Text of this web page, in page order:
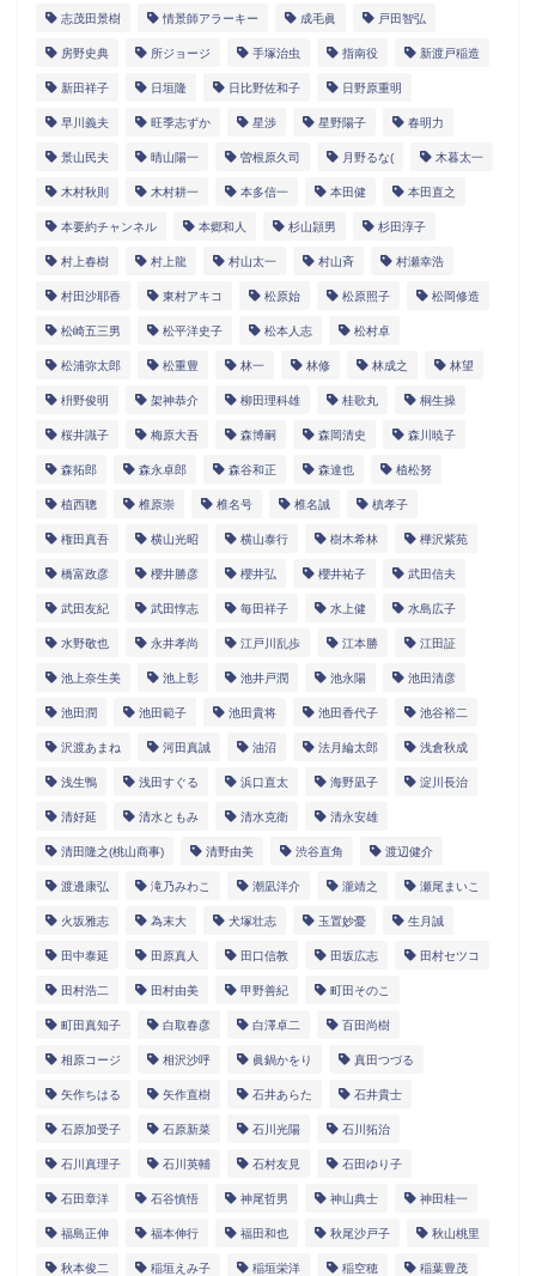
志茂田景樹 情景師アラーキー 成毛眞 戸田智弘
房野史典 所ジョージ 手塚治虫 指南役 新渡戸稲造
新田祥子 日垣隆 日比野佐和子 日野原重明
早川義夫 旺季志ずか 星渉 星野陽子 春明力
景山民夫 晴山陽一 曽根原久司 月野るな( 木暮太一
木村秋則 木村耕一 本多信一 本田健 本田直之
本要約チャンネル 本郷和人 杉山頴男 杉田淳子
村上春樹 村上龍 村山太一 村山斉 村瀬幸浩
村田沙耶香 東村アキコ 松原始 松原照子 松岡修造
松崎五三男 松平洋史子 松本人志 松村卓
松浦弥太郎 松重豊 林一 林修 林成之 林望
枡野俊明 架神恭介 柳田理科雄 桂歌丸 桐生操
桜井識子 梅原大吾 森博嗣 森岡清史 森川暁子
森拓郎 森永卓郎 森谷和正 森達也 植松努
植西聰 椎原崇 椎名号 椎名誠 槙孝子
権田真吾 横山光昭 横山泰行 樹木希林 樺沢紫苑
橋富政彦 櫻井勝彦 櫻井弘 櫻井祐子 武田信夫
武田友紀 武田惇志 毎田祥子 水上健 水島広子
水野敬也 永井孝尚 江戸川乱歩 江本勝 江田証
池上奈生美 池上彰 池井戸潤 池永陽 池田清彦
池田潤 池田範子 池田貴将 池田香代子 池谷裕二
沢渡あまね 河田真誠 油沼 法月綸太郎 浅倉秋成
浅生鴨 浅田すぐる 浜口直太 海野凪子 淀川長治
清好延 清水ともみ 清水克衛 清永安雄
清田隆之(桃山商事) 清野由美 渋谷直角 渡辺健介
渡邊康弘 滝乃みわこ 潮凪洋介 瀧靖之 瀬尾まいこ
火坂雅志 為末大 犬塚壮志 玉置妙憂 生月誠
田中泰延 田原真人 田口信教 田坂広志 田村セツコ
田村浩二 田村由美 甲野善紀 町田そのこ
町田真知子 白取春彦 白澤卓二 百田尚樹
相原コージ 相沢沙呼 眞鍋かをり 真田つづる
矢作ちはる 矢作直樹 石井あらた 石井貴士
石原加受子 石原新菜 石川光陽 石川拓治
石川真理子 石川英輔 石村友見 石田ゆり子
石田章洋 石谷慎悟 神尾哲男 神山典士 神田桂一
福島正伸 福本伸行 福田和也 秋尾沙戸子 秋山桃里
秋本俊二 稲垣えみ子 稲垣栄洋 稲空穂 稲葉豊茂